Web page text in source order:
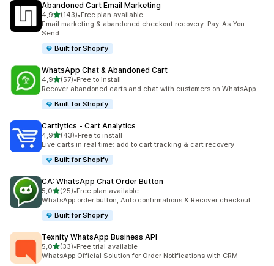
Abandoned Cart Email Marketing
4,9av 5 stjerner
(143)
Totalt 143 omtaler
•Free plan available
Email marketing & abandoned checkout recovery. Pay-As-You-
Send
Built for Shopify
WhatsApp Chat & Abandoned Cart
4,9av 5 stjerner
(57)
Totalt 57 omtaler
•Free to install
Recover abandoned carts and chat with customers on WhatsApp.
Built for Shopify
Cartlytics ‑ Cart Analytics
4,9av 5 stjerner
(43)
Totalt 43 omtaler
•Free to install
Live carts in real time: add to cart tracking & cart recovery
Built for Shopify
CA: WhatsApp Chat Order Button
5,0av 5 stjerner
(25)
Totalt 25 omtaler
•Free plan available
WhatsApp order button, Auto confirmations & Recover checkout
Built for Shopify
Texnity WhatsApp Business API
5,0av 5 stjerner
(33)
Totalt 33 omtaler
•Free trial available
WhatsApp Official Solution for Order Notifications with CRM